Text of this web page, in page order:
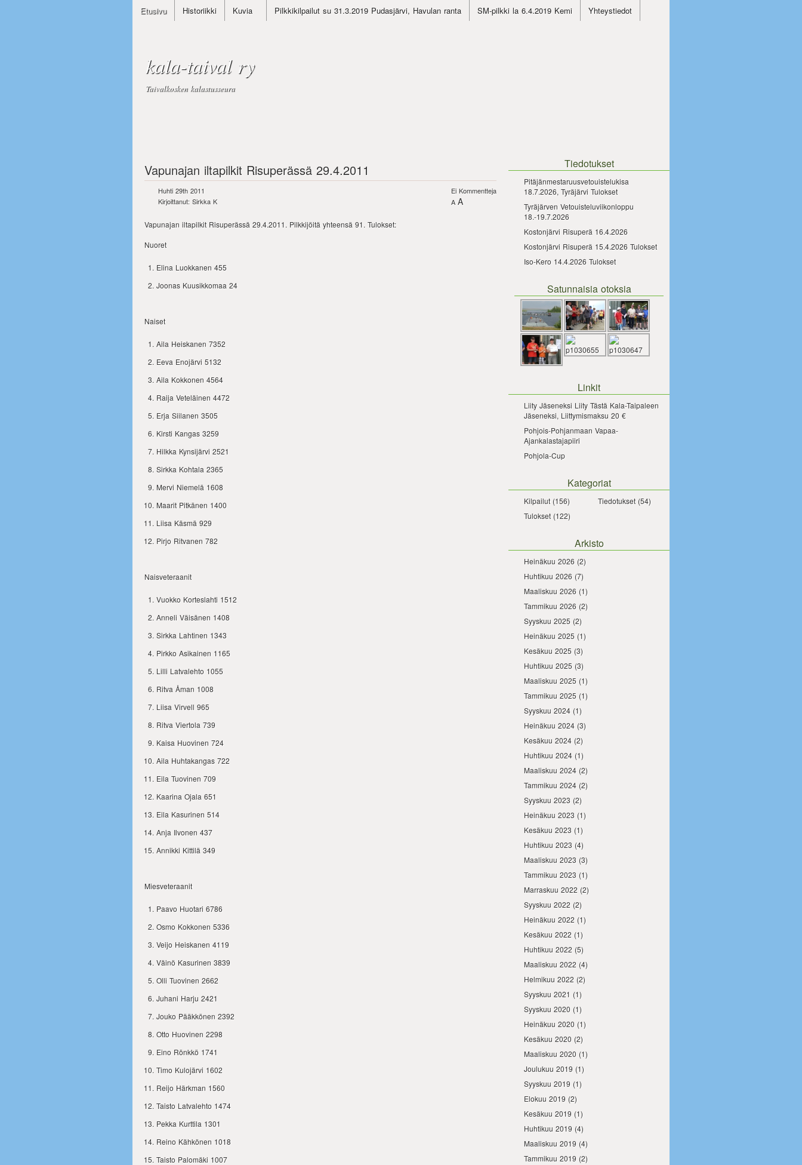
Etusivu Historiikki Kuvia Pilkkikilpailut su 31.3.2019 Pudasjärvi, Havulan ranta SM-pilkki la 6.4.2019 Kemi Yhteystiedot
kala-taival ry
Taivalkosken kalastusseura
Vapunajan iltapilkit Risuperässä 29.4.2011
Huhti 29th 2011
Kirjoittanut: Sirkka K
Ei Kommentteja
A A
Vapunajan iltapilkit Risuperässä 29.4.2011. Pilkkijöitä yhteensä 91. Tulokset:
Nuoret
Elina Luokkanen 455
Joonas Kuusikkomaa 24
Naiset
Aila Heiskanen 7352
Eeva Enojärvi 5132
Aila Kokkonen 4564
Raija Veteläinen 4472
Erja Siilanen 3505
Kirsti Kangas 3259
Hilkka Kynsijärvi 2521
Sirkka Kohtala 2365
Mervi Niemelä 1608
Maarit Pitkänen 1400
Liisa Käsmä 929
Pirjo Ritvanen 782
Naisveteraanit
Vuokko Korteslahti 1512
Anneli Väisänen 1408
Sirkka Lahtinen 1343
Pirkko Asikainen 1165
Lilli Latvalehto 1055
Ritva Åman 1008
Liisa Virvell 965
Ritva Viertola 739
Kaisa Huovinen 724
Aila Huhtakangas 722
Eila Tuovinen 709
Kaarina Ojala 651
Eila Kasurinen 514
Anja Ilvonen 437
Annikki Kittilä 349
Miesveteraanit
Paavo Huotari 6786
Osmo Kokkonen 5336
Veijo Heiskanen 4119
Väinö Kasurinen 3839
Olli Tuovinen 2662
Juhani Harju 2421
Jouko Pääkkönen 2392
Otto Huovinen 2298
Eino Rönkkö 1741
Timo Kulojärvi 1602
Reijo Härkman 1560
Taisto Latvalehto 1474
Pekka Kurttila 1301
Reino Kähkönen 1018
Taisto Palomäki 1007
Tiedotukset
Pitäjänmestaruusvetouistelukisa
18.7.2026, Tyräjärvi Tulokset
Tyräjärven Vetouisteluviikonloppu
18.-19.7.2026
Kostonjärvi Risuperä 16.4.2026
Kostonjärvi Risuperä 15.4.2026 Tulokset
Iso-Kero 14.4.2026 Tulokset
Satunnaisia otoksia
Linkit
Liity Jäseneksi Liity Tästä Kala-Taipaleen
Jäseneksi, Liittymismaksu 20 €
Pohjois-Pohjanmaan Vapaa-
Ajankalastajapiiri
Pohjola-Cup
Kategoriat
Kilpailut (156) Tiedotukset(54)
Tulokset (122)
Arkisto
Heinäkuu 2026 (2)
Huhtikuu 2026 (7)
Maaliskuu 2026 (1)
Tammikuu 2026 (2)
Syyskuu 2025 (2)
Heinäkuu 2025 (1)
Kesäkuu 2025 (3)
Huhtikuu 2025 (3)
Maaliskuu 2025 (1)
Tammikuu 2025 (1)
Syyskuu 2024 (1)
Heinäkuu 2024 (3)
Kesäkuu 2024 (2)
Huhtikuu 2024 (1)
Maaliskuu 2024 (2)
Tammikuu 2024 (2)
Syyskuu 2023 (2)
Heinäkuu 2023 (1)
Kesäkuu 2023 (1)
Huhtikuu 2023 (4)
Maaliskuu 2023 (3)
Tammikuu 2023 (1)
Marraskuu 2022 (2)
Syyskuu 2022 (2)
Heinäkuu 2022 (1)
Kesäkuu 2022 (1)
Huhtikuu 2022 (5)
Maaliskuu 2022 (4)
Helmikuu 2022 (2)
Syyskuu 2021 (1)
Syyskuu 2020 (1)
Heinäkuu 2020 (1)
Kesäkuu 2020 (2)
Maaliskuu 2020 (1)
Joulukuu 2019 (1)
Syyskuu 2019 (1)
Elokuu 2019 (2)
Kesäkuu 2019 (1)
Huhtikuu 2019 (4)
Maaliskuu 2019 (4)
Tammikuu 2019 (2)